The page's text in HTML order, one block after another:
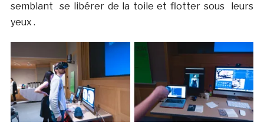
semblant se libérer de la toile et flotter sous leurs
yeux .